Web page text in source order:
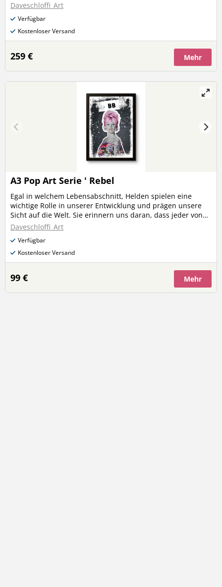
Daveschloffi_Art
Verfügbar
Kostenloser Versand
259 € Mehr
A3 Pop Art Serie ' Rebel
Egal in welchem Lebensabschnitt, Helden spielen eine
wichtige Rolle in unserer Entwicklung und prägen unsere
Sicht auf die Welt. Sie erinnern uns daran, dass jeder von
uns das Potenzial hat, ein Held im Leben anderer zu sein.
Meine künstlerische Interpretation dieser Helden, als
Fineartprint auf A3. Jedes Kunstwerk ist nummeriert,
signiert und unterschrieben. Pro Werk ist die Auflage auf 10
Stück limitiert. Ideal als Geschenk oder zum Sammeln!
Setzte ein Statement mit Kunst aus Österreich, von
Daveschloffiart, Gewinner des Carton Austria Award 2024.
Daveschloffi_Art
Verfügbar
Kostenloser Versand
99 € Mehr